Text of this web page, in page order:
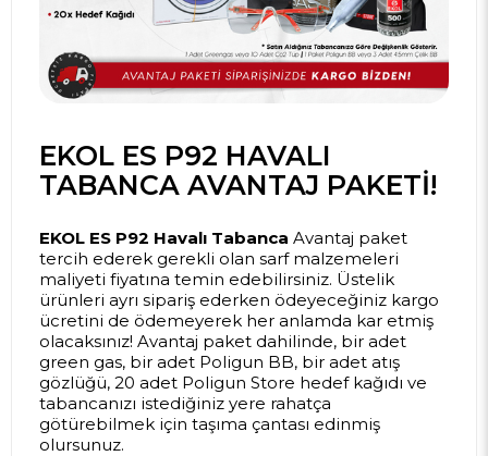
EKOL ES P92 HAVALI
TABANCA AVANTAJ PAKETI!
EKOL ES P92 Havalı Tabanca Avantaj paket
tercih ederek gerekli olan sarf malzemeleri
maliyeti fiyatına temin edebilirsiniz. Üstelik
ürünleri ayrı sipariş ederken ödeyeceğiniz kargo
ücretini de ödemeyerek her anlamda kar etmiş
olacaksınız! Avantaj paket dahilinde, bir adet
green gas, bir adet Poligun BB, bir adet atış
gözlüğü, 20 adet Poligun Store hedef kağıdı ve
tabancanızı istediğiniz yere rahatça
götürebilmek için taşıma çantası edinmiş
olursunuz.